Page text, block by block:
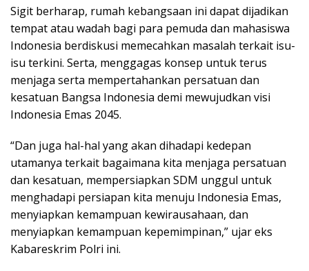
Sigit berharap, rumah kebangsaan ini dapat dijadikan
tempat atau wadah bagi para pemuda dan mahasiswa
Indonesia berdiskusi memecahkan masalah terkait isu-
isu terkini. Serta, menggagas konsep untuk terus
menjaga serta mempertahankan persatuan dan
kesatuan Bangsa Indonesia demi mewujudkan visi
Indonesia Emas 2045.
“Dan juga hal-hal yang akan dihadapi kedepan
utamanya terkait bagaimana kita menjaga persatuan
dan kesatuan, mempersiapkan SDM unggul untuk
menghadapi persiapan kita menuju Indonesia Emas,
menyiapkan kemampuan kewirausahaan, dan
menyiapkan kemampuan kepemimpinan,” ujar eks
Kabareskrim Polri ini.